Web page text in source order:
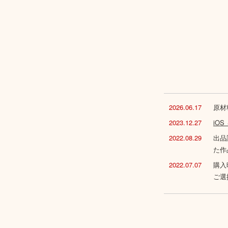
2026.06.17
原
2023.12.27
iOS
2022.08.29
出
た
2022.07.07
購
ご